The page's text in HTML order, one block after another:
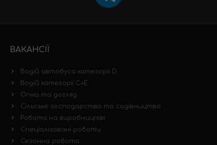
ВАКАНСІЇ
Водій автобуса категорії D
Водій категорії C+E
Опіка та догляд
Сільське господарство та садівництво
Робота на виробництві
Спеціалізовані роботи
Сезонна робота